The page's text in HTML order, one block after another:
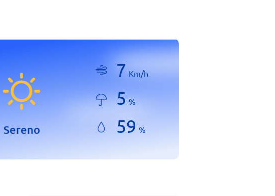
Sereno
7 Km/h
5 %
59 %